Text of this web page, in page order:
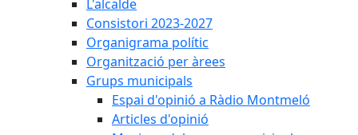
L'alcalde
Consistori 2023-2027
Organigrama polític
Organització per àrees
Grups municipals
Espai d'opinió a Ràdio Montmeló
Articles d'opinió